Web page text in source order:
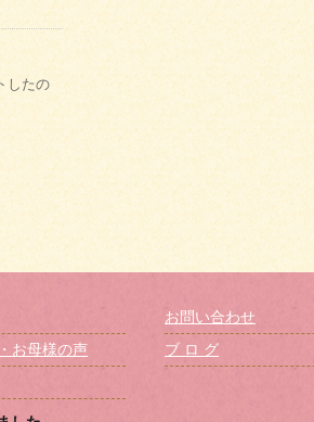
したの
お母様の声
お問い合わせ
ブ ロ グ